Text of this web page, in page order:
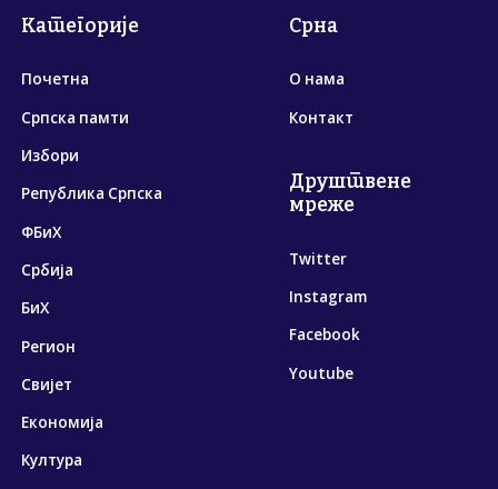
Категорије
Почетна
Српска памти
Избори
Република Српска
ФБиХ
Србија
БиХ
Регион
Свијет
Економија
Култура
Срна
О нама
Контакт
Друштвене
мреже
Twitter
Instagram
Facebook
Youtube